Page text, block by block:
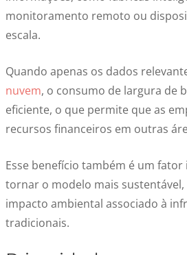
monitoramento remoto ou
escala.
Quando apenas os dados
nuvem, o consumo de largura de
eficiente, o que permite que as
recursos financeiros em outras
Esse benefício também é um
tornar o modelo mais
impacto ambiental associado à
tradicionais.